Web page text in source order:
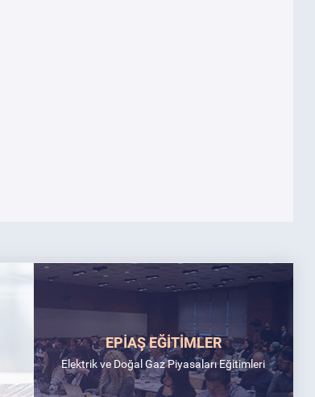
EPİAŞ EĞİTİMLER
Elektrik ve Doğal Gaz Piyasaları Eğitimleri